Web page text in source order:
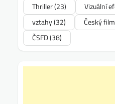
Thriller(23) Vizuální
vztahy(32) Český film
ČSFD(38)